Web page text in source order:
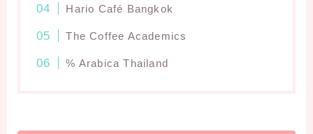
Hario Café Bangkok
The Coffee Academics
% Arabica Thailand